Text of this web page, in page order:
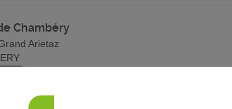
Chambéry
Arietaz